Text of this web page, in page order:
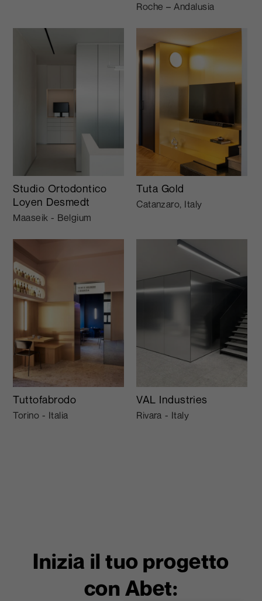
Roche – Andalusia
Studio Ortodontico
Loyen Desmedt
Maaseik - Belgium
Tuta Gold
Catanzaro, Italy
Tuttofabrodo
Torino - Italia
VAL Industries
Rivara - Italy
Inizia il tuo progetto
con Abet: